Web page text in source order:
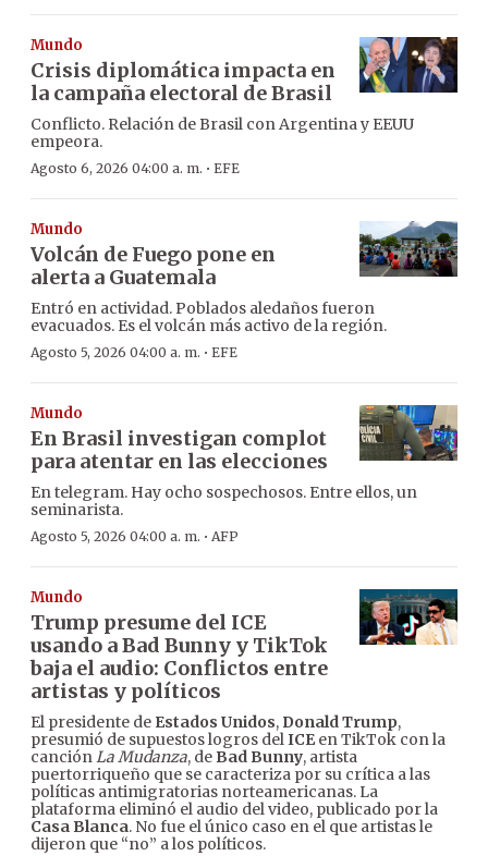
Mundo
Crisis diplomática impacta en
la campaña electoral de Brasil
Conflicto. Relación de Brasil con Argentina y EEUU
empeora.
Agosto 6, 2026 04:00 a. m. · EFE
Mundo
Volcán de Fuego pone en
alerta a Guatemala
Entró en actividad. Poblados aledaños fueron
evacuados. Es el volcán más activo de la región.
Agosto 5, 2026 04:00 a. m. · EFE
Mundo
En Brasil investigan complot
para atentar en las elecciones
En telegram. Hay ocho sospechosos. Entre ellos, un
seminarista.
Agosto 5, 2026 04:00 a. m. · AFP
Mundo
Trump presume del ICE
usando a Bad Bunny y TikTok
baja el audio: Conflictos entre
artistas y políticos
El presidente de Estados Unidos, Donald Trump,
presumió de supuestos logros delICE en TikTok con la
canciónLa Mudanza, de Bad Bunny, artista
puertorriqueño que se caracteriza por su crítica a las
políticas antimigratorias norteamericanas. La
plataforma eliminó el audio del video, publicado por la
Casa Blanca. No fue el único caso en el que artistas le
dijeron que “no” a los políticos.